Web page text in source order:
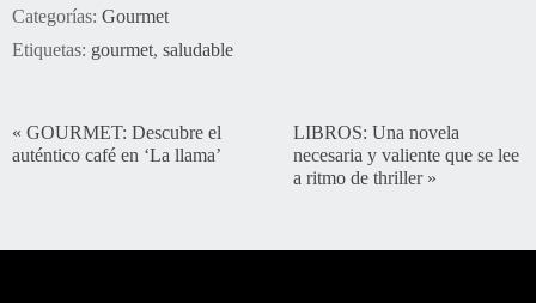
Categorías: Gourmet
Etiquetas: gourmet, saludable
« GOURMET: Descubre el
auténtico café en ‘La llama’
LIBROS: Una novela
necesaria y valiente que se lee
a ritmo de thriller»